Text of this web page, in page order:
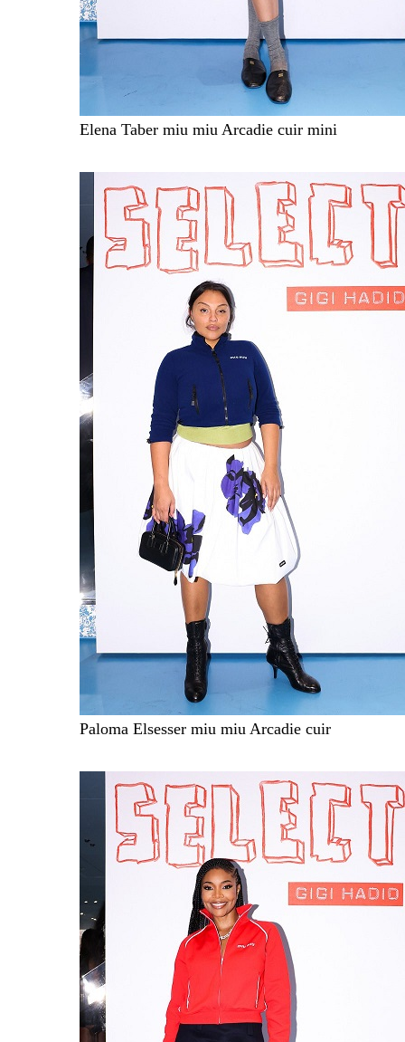
Elena Taber miu miu Arcadie cuir mini
Paloma Elsesser miu miu Arcadie cuir